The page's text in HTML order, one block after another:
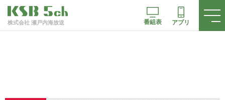
株式会社 瀬戸内海放送 番組表 アプリ